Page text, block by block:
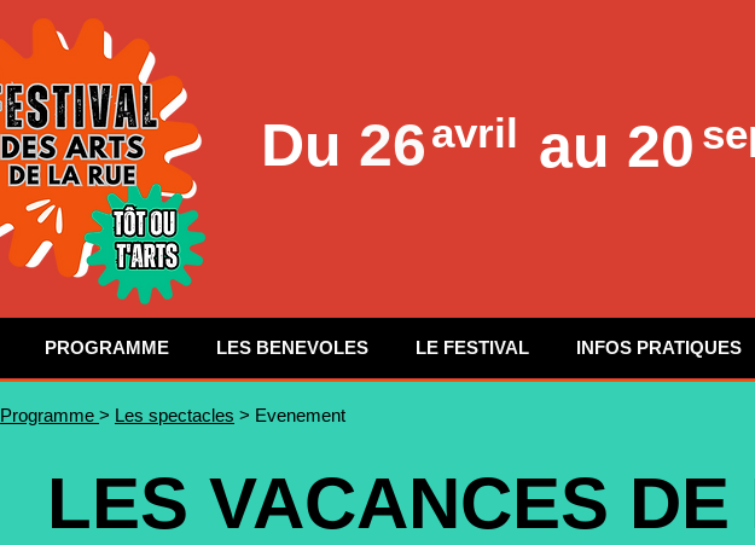
Du 26avril au 20
PROGRAMME LES BENEVOLES LE FESTIVAL INFOS PRATIQUES
LES VACANCES DE
Programme > Les spectacles > Evenement